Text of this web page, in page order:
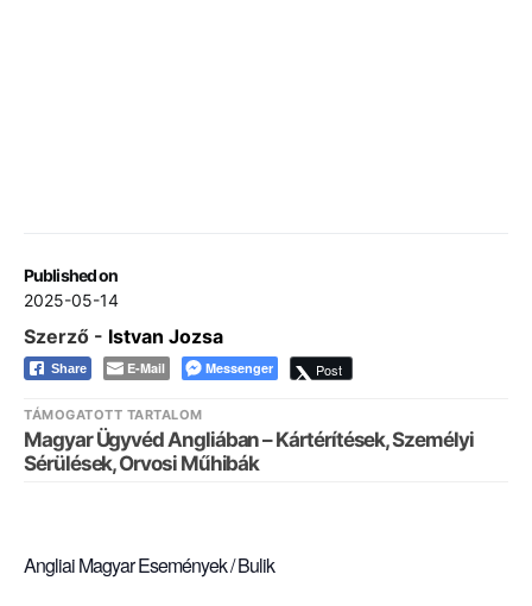
Published on
2025-05-14
Szerző - Istvan Jozsa
Share E-Mail Messenger Post
TÁMOGATOTT TARTALOM
Magyar Ügyvéd Angliában – Kártérítések, Személyi
Sérülések, Orvosi Műhibák
Angliai Magyar Események / Bulik